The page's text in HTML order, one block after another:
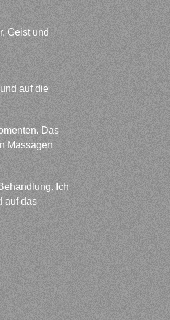
Geist und
auf die
Das
Massagen
Ich
auf das